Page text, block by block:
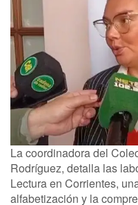
La coordinadora del
Rodríguez, detalla las
Lectura en Corrientes,
alfabetización y la